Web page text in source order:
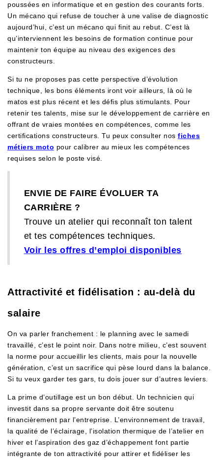
poussées en informatique et en gestion des courants forts.
Un mécano qui refuse de toucher à une valise de diagnostic
aujourd’hui, c’est un mécano qui finit au rebut. C’est là
qu’interviennent les besoins de formation continue pour
maintenir ton équipe au niveau des exigences des
constructeurs.
Si tu ne proposes pas cette perspective d’évolution
technique, les bons éléments iront voir ailleurs, là où le
matos est plus récent et les défis plus stimulants. Pour
retenir tes talents, mise sur le développement de carrière en
offrant de vraies montées en compétences, comme les
certifications constructeurs. Tu peux consulter nos fiches
métiers moto pour calibrer au mieux les compétences
requises selon le poste visé.
ENVIE DE FAIRE ÉVOLUER TA
CARRIÈRE ?
Trouve un atelier qui reconnaît ton talent
et tes compétences techniques.
Voir les offres d’emploi disponibles
Attractivité et fidélisation : au-delà du
salaire
On va parler franchement : le planning avec le samedi
travaillé, c’est le point noir. Dans notre milieu, c’est souvent
la norme pour accueillir les clients, mais pour la nouvelle
génération, c’est un sacrifice qui pèse lourd dans la balance.
Si tu veux garder tes gars, tu dois jouer sur d’autres leviers.
La prime d’outillage est un bon début. Un technicien qui
investit dans sa propre servante doit être soutenu
financièrement par l’entreprise. L’environnement de travail,
la qualité de l’éclairage, l’isolation thermique de l’atelier en
hiver et l’aspiration des gaz d’échappement font partie
intégrante de ton attractivité pour attirer et fidéliser les